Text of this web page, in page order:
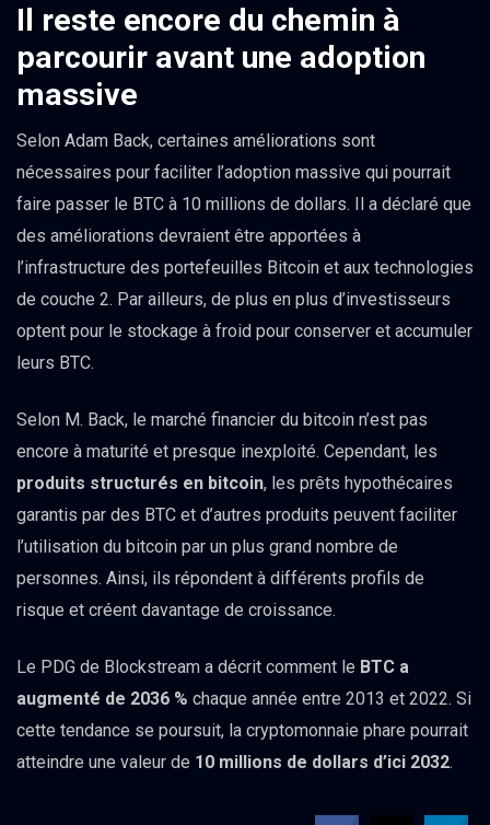
Il reste encore du chemin à
parcourir avant une adoption
massive
Selon Adam Back, certaines améliorations sont
nécessaires pour faciliter l’adoption massive qui pourrait
faire passer le BTC à 10 millions de dollars. Il a déclaré que
des améliorations devraient être apportées à
l’infrastructure des portefeuilles Bitcoin et aux technologies
de couche 2. Par ailleurs, de plus en plus d’investisseurs
optent pour le stockage à froid pour conserver et accumuler
leurs BTC.
Selon M. Back, le marché financier du bitcoin n’est pas
encore à maturité et presque inexploité. Cependant, les
produits structurés en bitcoin, les prêts hypothécaires
garantis par des BTC et d’autres produits peuvent faciliter
l’utilisation du bitcoin par un plus grand nombre de
personnes. Ainsi, ils répondent à différents profils de
risque et créent davantage de croissance.
Le PDG de Blockstream a décrit comment le BTC a
augmenté de 2036 % chaque année entre 2013 et 2022. Si
cette tendance se poursuit, la cryptomonnaie phare pourrait
atteindre une valeur de 10 millions de dollars d’ici 2032.